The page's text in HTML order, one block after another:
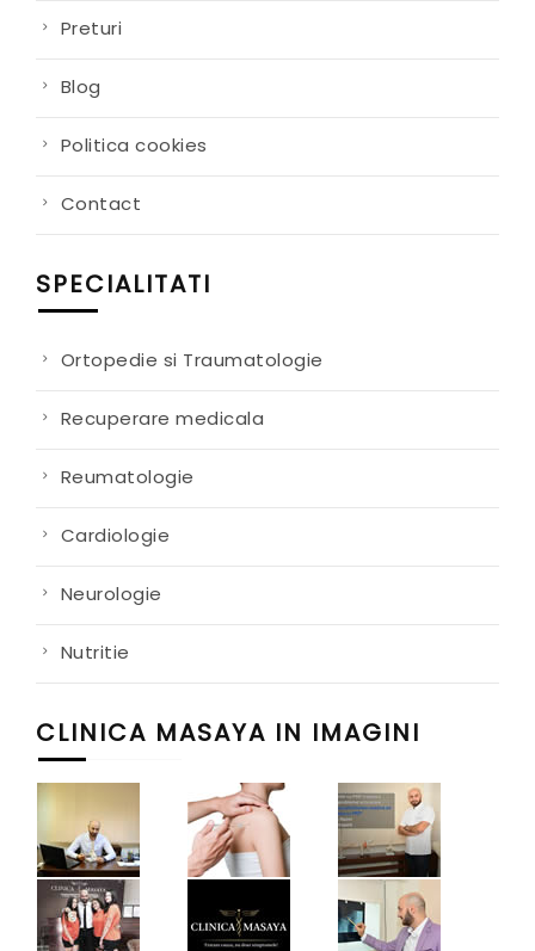
Preturi
Blog
Politica cookies
Contact
SPECIALITATI
Ortopedie si Traumatologie
Recuperare medicala
Reumatologie
Cardiologie
Neurologie
Nutritie
CLINICA MASAYA IN IMAGINI